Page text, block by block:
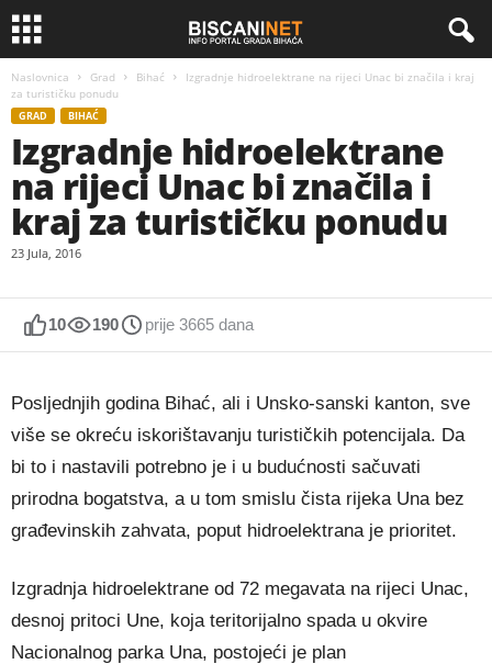
Naslovnica Grad Bihać
Izgradnje hidroelektrane na rijeci Unac bi značila i kraj
za turističku ponudu
GRAD BIHAĆ
Izgradnje hidroelektrane
na rijeci Unac bi značila i
kraj za turističku ponudu
23 Jula, 2016
10 190 prije 3665 dana
Posljednjih godina Bihać, ali i Unsko-sanski kanton, sve
više se okreću iskorištavanju turističkih potencijala. Da
bi to i nastavili potrebno je i u budućnosti sačuvati
prirodna bogatstva, a u tom smislu čista rijeka Una bez
građevinskih zahvata, poput hidroelektrana je prioritet.
Izgradnja hidroelektrane od 72 megavata na rijeci Unac,
desnoj pritoci Une, koja teritorijalno spada u okvire
Nacionalnog parka Una, postojeći je plan